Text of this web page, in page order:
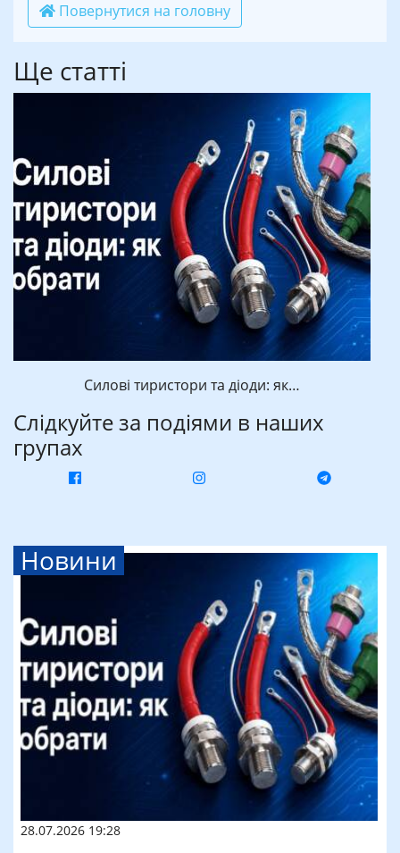
Повернутися на головну
Ще статті
Силові тиристори та діоди: як…
Слідкуйте за подіями в наших
групах
Новини
28.07.2026 19:28